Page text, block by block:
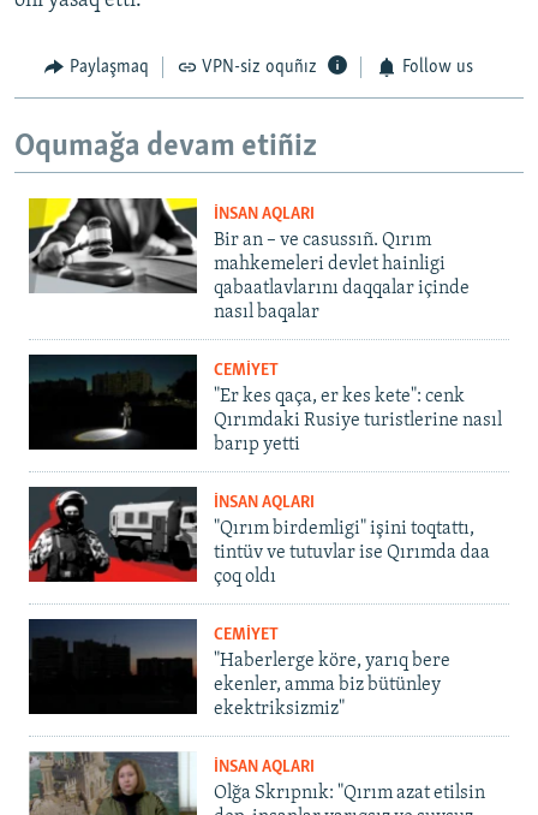
Paylaşmaq VPN-siz oquñız Follow us
Oqumağa devam etiñiz
İNSAN AQLARI
Bir an – ve casussıñ. Qırım
mahkemeleri devlet hainligi
qabaatlavlarını daqqalar içinde
nasıl baqalar
CEMİYET
"Er kes qaça, er kes kete": cenk
Qırımdaki Rusiye turistlerine nasıl
barıp yetti
İNSAN AQLARI
"Qırım birdemligi" işini toqtattı,
tintüv ve tutuvlar ise Qırımda daa
çoq oldı
CEMİYET
"Haberlerge köre, yarıq bere
ekenler, amma biz bütünley
ekektriksizmiz"
İNSAN AQLARI
Olğa Skrıpnık: "Qırım azat etilsin